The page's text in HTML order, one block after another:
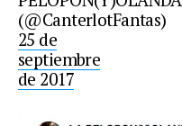
(@CanterlotFantas)
25 de
septiembre
de 2017